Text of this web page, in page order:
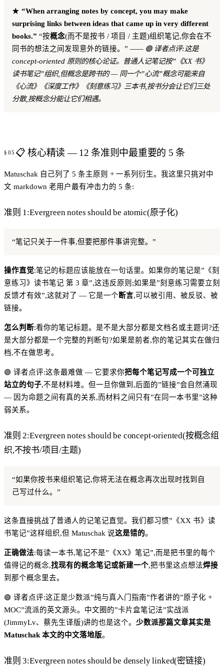
★ “When arranging notes by concept, you may make
surprising links between ideas that came up in very different
books.” “按概念(而不是按书 / 项目 / 主题)组织笔记,你会在不
同书的想法之间发现意外的链接。” —— 🟢 译者点评:这是
concept-oriented 原则的核心论证。普通人记笔记按”《XX 书》
读书笔记”组织,但概念是跨书的 — 同一个”心流”概念可能来自
《心流》《深度工作》《刻意练习》三本书,按书分会让它们三处
分散,按概念分能让它们相遇。
📋 核心精读 — 12 条准则中最重要的 5 条
Matuschak 自己列了 5 条主原则 + 一系列衍生。我这里只挑对中
文 markdown 老用户最有冲击力的 5 条:
准则 1:Evergreen notes should be atomic(原子化)
“笔记只关于一件事,但要把那件事讲完整。”
操作直觉:笔记的标题应该能放在一句话里。如果你的笔记是”《刻
意练习》读书笔记 第 3 章”,这违反原则;如果是”刻意练习需要立刻
反馈才有效”,这就对了 — 它是一个断言,可以被引用、被反驳、被
链接。
怎么判断:看你的笔记标题。是不是大部分都是文档名或主题词?还
是大部分都是一个完整的判断句?如果是前者,你的笔记其实在做归
档,不在做思考。
🟢 译者点评:这条最难做 — 它要求你把每个笔记写成一个可独立
站立的句子,不是材料堆。但一旦你做到,后面的”链接”会自然涌现
— 因为命题之间有真的关系,而材料之间只有”在同一本书里”这种
弱关系。
准则 2:Evergreen notes should be concept-oriented(按概念组
织,不按书/项目/主题)
“如果你按书来组织笔记,你将无法在概念再次出现时找到自
己写过什么。”
这条直接挑战了普通人的记笔记直觉。我们都习惯”《XX 书》读
书笔记”这样组织,但 Matuschak 说这是错的。
正确做法:每读一本书,笔记不是”《XX》笔记”,而是把书里的每个
值得记的概念,找现有的概念笔记或新建一个,把书里这点想法焊接
到那个概念里去。
🟢 译者点评:这正是少数派”纯与真入门指南”作者讲的”原子化 +
MOC”流派的英文源头。中文圈的”卡片盒笔记法”实战派
(JimmyLv、蔡先生译版)讲的也是这个。 少数派那篇文章其实是
Matuschak 本文的中文落地版。
准则 3:Evergreen notes should be densely linked(密链接)